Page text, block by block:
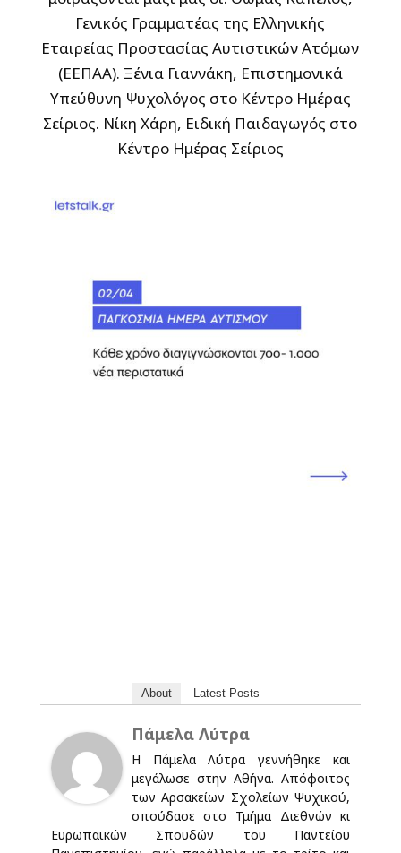
Γενικός Γραμματέας της Ελληνικής
Εταιρείας Προστασίας Αυτιστικών Ατόμων
(ΕΕΠΑΑ). Ξένια Γιαννάκη, Επιστημονικά
Υπεύθυνη Ψυχολόγος στο Κέντρο Ημέρας
Σείριος. Νίκη Χάρη, Ειδική Παιδαγωγός στο
Κέντρο Ημέρας Σείριος
About Latest Posts
Πάμελα Λύτρα
Η Πάμελα Λύτρα γεννήθηκε και
μεγάλωσε στην Αθήνα. Απόφοιτος
των Αρσακείων Σχολείων Ψυχικού,
σπούδασε στο Τμήμα Διεθνών κι
Ευρωπαϊκών Σπουδών του Παντείου